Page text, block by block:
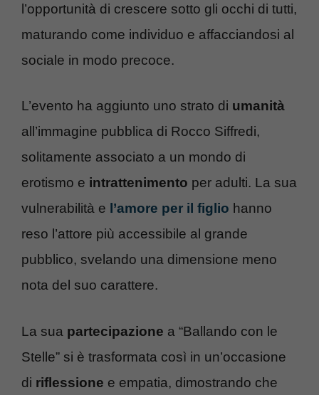
l’opportunità di crescere sotto gli occhi di tutti,
maturando come individuo e affacciandosi al
sociale in modo precoce.
L’evento ha aggiunto uno strato di umanità
all’immagine pubblica di Rocco Siffredi,
solitamente associato a un mondo di
erotismo e intrattenimento per adulti. La sua
vulnerabilità e l’amore per il figlio hanno
reso l’attore più accessibile al grande
pubblico, svelando una dimensione meno
nota del suo carattere.
La sua partecipazione a “Ballando con le
Stelle” si è trasformata così in un’occasione
di riflessione e empatia, dimostrando che